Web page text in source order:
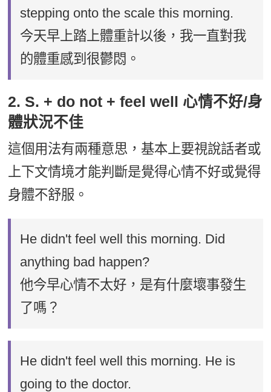
stepping onto the scale this morning.
今天早上踏上體重計以後，我一直對我
的體重感到很鬱悶。
2. S. + do not + feel well 心情不好/身
體狀況不佳
這個用法有兩種意思，基本上要視說話者或
上下文情境才能判斷是覺得心情不好或覺得
身體不舒服。
He didn't feel well this morning. Did
anything bad happen?
他今早心情不太好，是有什麼壞事發生
了嗎？
He didn't feel well this morning. He is
going to the doctor.